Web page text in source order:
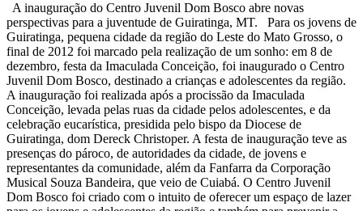
A inauguração do Centro Juvenil Dom Bosco abre novas
perspectivas para a juventude de Guiratinga, MT. Para os jovens de
Guiratinga, pequena cidade da região do Leste do Mato Grosso, o
final de 2012 foi marcado pela realização de um sonho: em 8 de
dezembro, festa da Imaculada Conceição, foi inaugurado o Centro
Juvenil Dom Bosco, destinado a crianças e adolescentes da região.
A inauguração foi realizada após a procissão da Imaculada
Conceição, levada pelas ruas da cidade pelos adolescentes, e da
celebração eucarística, presidida pelo bispo da Diocese de
Guiratinga, dom Dereck Christoper. A festa de inauguração teve as
presenças do pároco, de autoridades da cidade, de jovens e
representantes da comunidade, além da Fanfarra da Corporação
Musical Souza Bandeira, que veio de Cuiabá. O Centro Juvenil
Dom Bosco foi criado com o intuito de oferecer um espaço de lazer